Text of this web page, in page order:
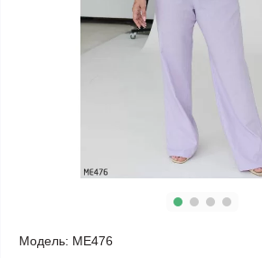
Модель: ME476